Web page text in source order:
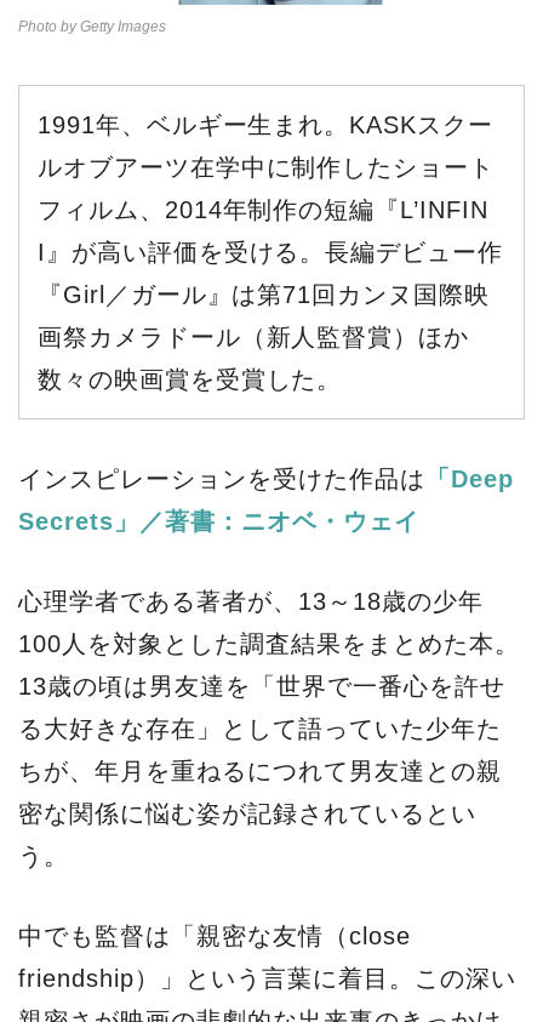
Photo by Getty Images
1991年、ベルギー生まれ。KASKスクー
ルオブアーツ在学中に制作したショート
フィルム、2014年制作の短編『L’INFIN
I』が高い評価を受ける。長編デビュー作
『Girl／ガール』は第71回カンヌ国際映
画祭カメラドール（新人監督賞）ほか
数々の映画賞を受賞した。
インスピレーションを受けた作品は
「Deep
Secrets」／著書：ニオベ・ウェイ
心理学者である著者が、13～18歳の少年
100人を対象とした調査結果をまとめた本。
13歳の頃は男友達を「世界で一番心を許せ
る大好きな存在」として語っていた少年た
ちが、年月を重ねるにつれて男友達との親
密な関係に悩む姿が記録されているとい
う。
中でも監督は「親密な友情（close
friendship）」という言葉に着目。この深い